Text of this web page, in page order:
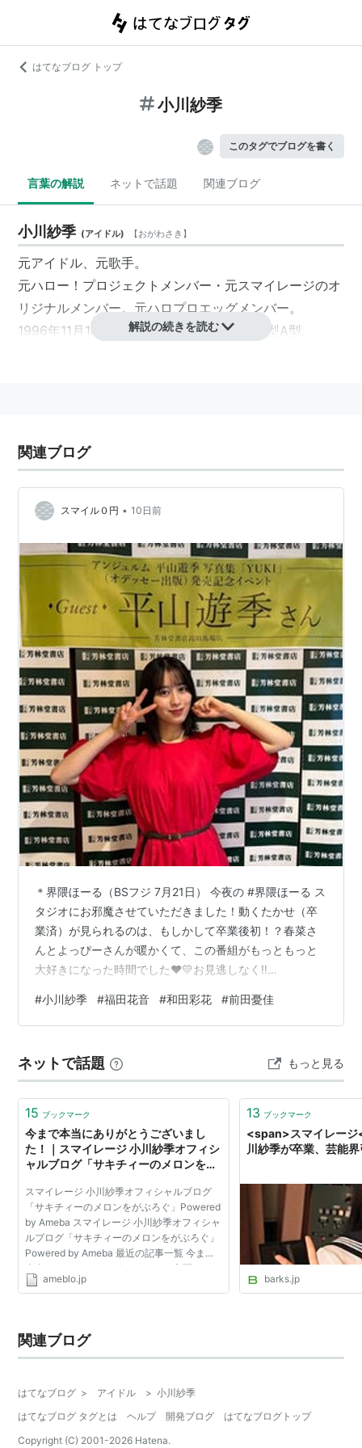
はてなブログ トップ
小川紗季
このタグでブログを書く
言葉の解説 ネットで話題 関連ブログ
小川紗季 (アイドル) 【おがわさき 】
元アイドル、元歌手。
元ハロー！プロジェクトメンバー・元スマイレージのオ
リジナルメンバー。元ハロプロエッグメンバー。
1996年11月18日生まれ。埼玉県出身。血液型A型。
メンバーに指名された
2010年1月4日よりテレビ東京系「おはスタ」内「ムッ
シータウン」にムシガールとして出*2した後、同年4月1
日より同番組内のおはガールに昇格
ジェクト、他参加ユニットをすべて卒業した*4。
参加ユニット
スマイレージ
ハロプロエッグ
ZYX-α
おはガールメープル
*リスト：リスト::ハロプロ関連キーワード//人名
*1:新ユニット | つんく♂オフィシャルブログ 「つんブロ
http://www.helloproject.com/news/1001040600_s
mileage.html
http://s-mileage.jp/info/228
おはガールメープルのみ転校扱い
解説の続きを読む
関連ブログ
スマイル０円 • 10日前
＊界隈ほーる（BSフジ 7月21日） 今夜の #界隈ほーる ス
タジオにお邪魔させていただきました！動くたかせ（卒
業済）が見られるのは、もしかして卒業後初！？春菜さ
んとよっぴーさんが暖かくて、この番組がもっともっと
大好きになった時間でした❤️💛お見逃しなく‼️
(@kurumi_takase) July 21, 2026 📣7月21日(火)の「界隈
ほーる」は…ついに！#高瀬くるみ さんがスタジオに登
んと📷✨https://t.co/jqpB167sCj pic.twitter.c…
#小川紗季 #福田花音 #和田彩花 #前田憂佳
ネットで話題 もっと見る
15 ブックマーク
今まで本当にありがとうございまし
た！｜スマイレージ 小川紗季オフィシ
ャルブログ「サキチィーのメロンをが
スマイレージ 小川紗季オフィシャルブログ
「サキチィーのメロンをがぶろぐ」Powered
by Ameba スマイレージ 小川紗季オフィシャ
ルブログ「サキチィーのメロンをがぶろぐ」
Powered by Ameba 最近の記事一覧 今まで
本当にありがとうございました！ 心配かけて
すいません。 スマイレージに関する大事なお
ameblo.jp
13 ブックマーク
<span>スマイレー
川紗季が卒業、芸能
barks.jp
関連ブログ
はてなブログ > アイドル > 小川紗季
はてなブログ タグとは
ヘルプ 開発ブログ
はてなブログトップ
Copyright (C) 2001-2026 Hatena.